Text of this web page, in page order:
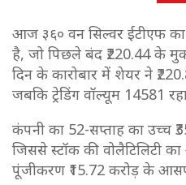
आज ३६० वन सिल्वर ईटीएफ का
है, जो पिछले बंद ₹220.44 के
दिन के कारोबार में शेयर ने
जबकि ट्रेडिंग वॉल्यूम 14581
कंपनी का 52-सप्ताह का उच्च
जिससे स्टॉक की वोलैटिलिटी
पूंजीकरण ₹15.72 करोड़ के